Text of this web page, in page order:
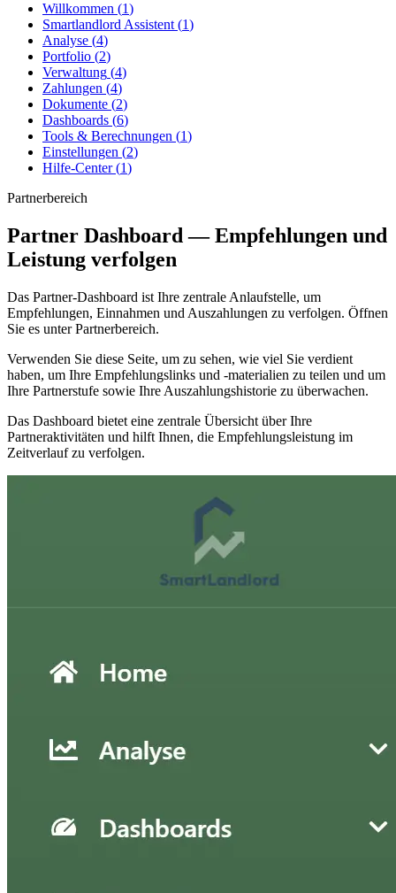
Willkommen (1)
Smartlandlord Assistent (1)
Analyse (4)
Portfolio (2)
Verwaltung (4)
Zahlungen (4)
Dokumente (2)
Dashboards (6)
Tools & Berechnungen (1)
Einstellungen (2)
Hilfe-Center(1)
Partnerbereich
Partner Dashboard — Empfehlungen und
Leistung verfolgen
Das Partner-Dashboard ist Ihre zentrale Anlaufstelle, um
Empfehlungen, Einnahmen und Auszahlungen zu verfolgen. Öffnen
Sie es unterPartnerbereich.
Verwenden Sie diese Seite, um zu sehen, wie viel Sie verdient
haben, um Ihre Empfehlungslinks und -materialien zu teilen und um
Ihre Partnerstufe sowie Ihre Auszahlungshistorie zu überwachen.
Das Dashboard bietet eine zentrale Übersicht über Ihre
Partneraktivitäten und hilft Ihnen, die Empfehlungsleistung im
Zeitverlauf zu verfolgen.